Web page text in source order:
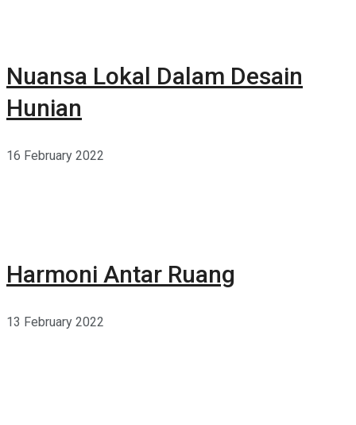
Nuansa Lokal Dalam Desain
Hunian
16 February 2022
Harmoni Antar Ruang
13 February 2022